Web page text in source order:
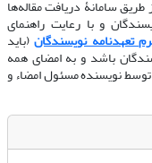
سامانۀ دریافت مقاله‌ها
و با رعایت راهنمای
تعهدنامه نویسندگان(باید
باشد و به امضای همه
توسط نویسنده مسئول امضاء و